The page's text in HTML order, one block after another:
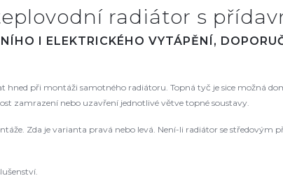
radiátor s
I ELEKTRICKÉHO VYTÁPĚNÍ,
při montáži samotného radiátoru. Topná tyč je sice možná
zamrazení nebo uzavření jednotlivé větve topné soustavy.
Zda je varianta pravá nebo levá. Není-li radiátor se